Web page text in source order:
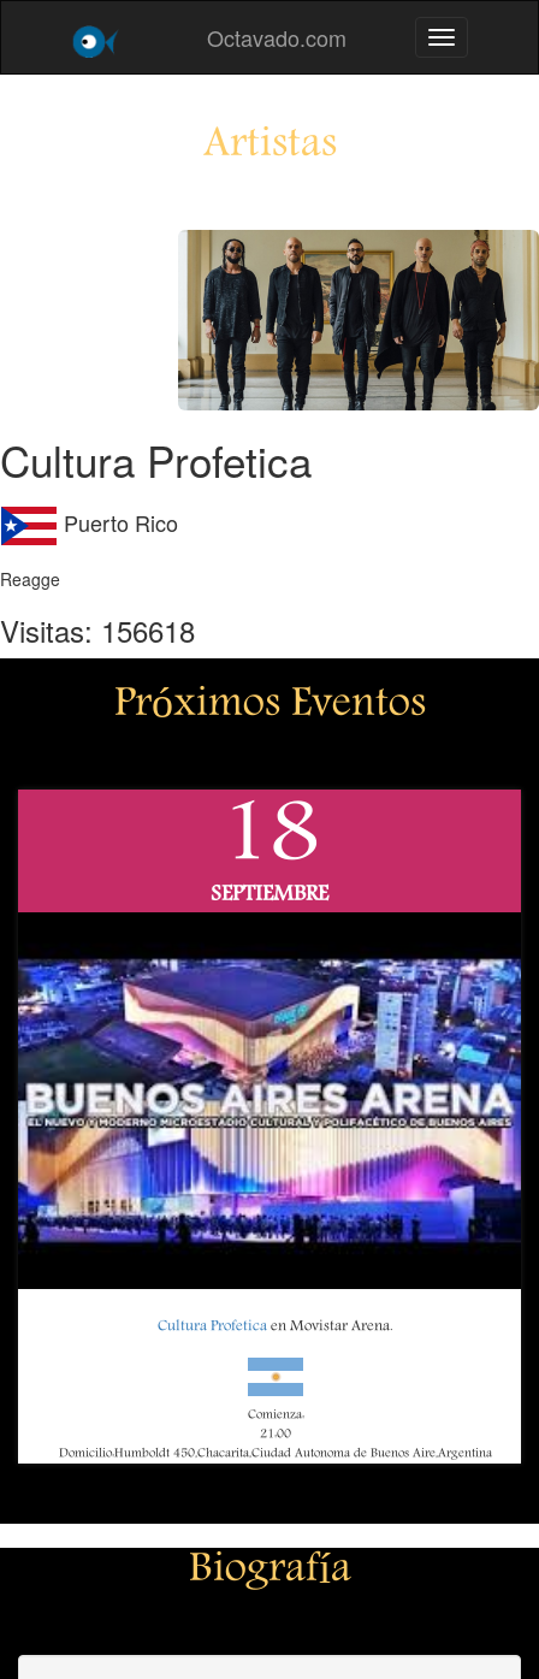
Octavado.com Toggle
Artistas
Cultura Profetica
Puerto Rico
Reagge
Visitas: 156618
Próximos Eventos
18
SEPTIEMBRE
Cultura Profeticaen Movistar Arena.
Comienza:
21:00
Domicilio:Humboldt 450,Chacarita,Ciudad Autonoma de Buenos Aire,Argentina
Biografía